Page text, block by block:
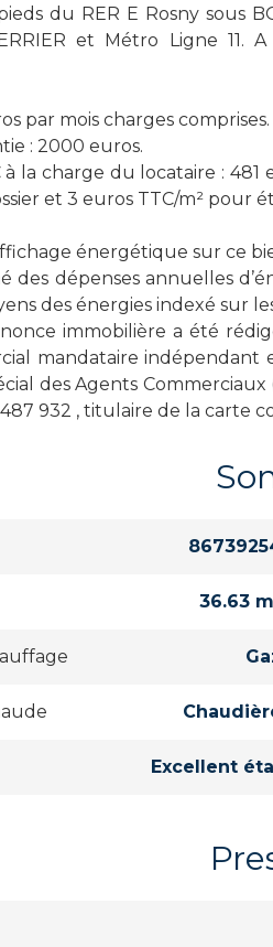
du RER E Rosny sous
et Métro Ligne 11.
par mois charges
: 2000 euros.
à la charge du locataire : 481
et 3 euros TTC/m² pour
énergétique sur ce
des dépenses annuelles
des énergies indexé sur
immobilière a été
mandataire indépendant
des Agents
932 , titulaire de la carte
36.63
Excellent